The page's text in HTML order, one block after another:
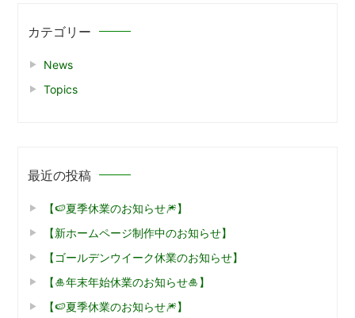
カテゴリー
News
Topics
最近の投稿
【🍉夏季休業のお知らせ🎆】
【新ホームページ制作中のお知らせ】
【ゴールデンウイーク休業のお知らせ】
【🎍年末年始休業のお知らせ🎍】
【🍉夏季休業のお知らせ🎆】